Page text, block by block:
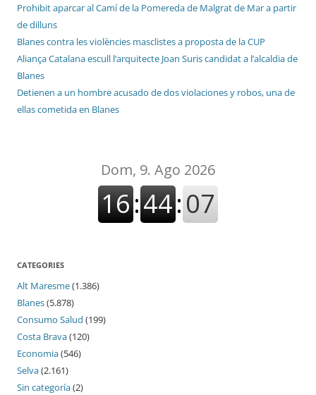
Prohibit aparcar al Camí de la Pomereda de Malgrat de Mar a partir
de dilluns
Blanes contra les violències masclistes a proposta de la CUP
Aliança Catalana escull l’arquitecte Joan Suris candidat a l’alcaldia de
Blanes
Detienen a un hombre acusado de dos violaciones y robos, una de
ellas cometida en Blanes
CATEGORIES
Alt Maresme(1.386)
Blanes(5.878)
Consumo Salud (199)
Costa Brava(120)
Economia(546)
Selva(2.161)
Sin categoría(2)